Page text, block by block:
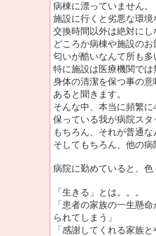
病棟に漂っていません。
施設に行くと劣悪な環
交換時間以外は絶対に
どころか病棟や施設の
匂いが酷いなんて所も多
特に施設は医療機関で
身体の清潔を保つ事の
あると聞きます。
そんな中、本当に頻繁
保っている我が病院スタ
もちろん、それが普通な
そしてもちろん、他の病
病院に勤めていると、色
「生きる」とは。。。
「患者の家族の一生懸
られてしまう」
「感謝してくれる家族